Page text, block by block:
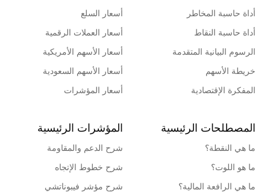
أداة حاسبة المخاطر
أداة حاسبة النقاط
الرسوم البيانية المتقدمة
خريطة الأسهم
المفكرة الإقتصادية
أسعار السلع
أسعار العملات الرقمية
أسعار الأسهم الأمريكية
أسعار الأسهم السعودية
أسعار المؤشرات
المصطلحات الرئيسية
ما هي النقطة؟
ما هو اللوت؟
ما هي الرافعة المالية؟
المؤشرات الرئيسية
شرح الدعم والمقاومة
شرح خطوط الإتجاه
شرح مؤشر فيبوناتشي